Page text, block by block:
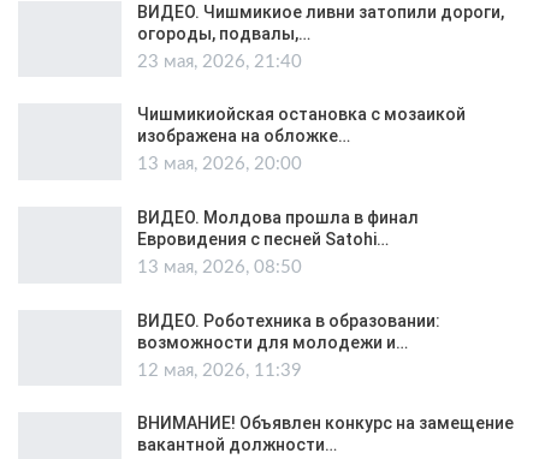
ВИДЕО. Чишмикиое ливни затопили дороги,
огороды, подвалы,…
23 мая, 2026, 21:40
Чишмикиойская остановка с мозаикой
изображена на обложке…
13 мая, 2026, 20:00
ВИДЕО. Молдова прошла в финал
Евровидения с песней Satohi…
13 мая, 2026, 08:50
ВИДЕО. Роботехника в образовании:
возможности для молодежи и…
12 мая, 2026, 11:39
ВНИМАНИЕ! Объявлен конкурс на замещение
вакантной должности…